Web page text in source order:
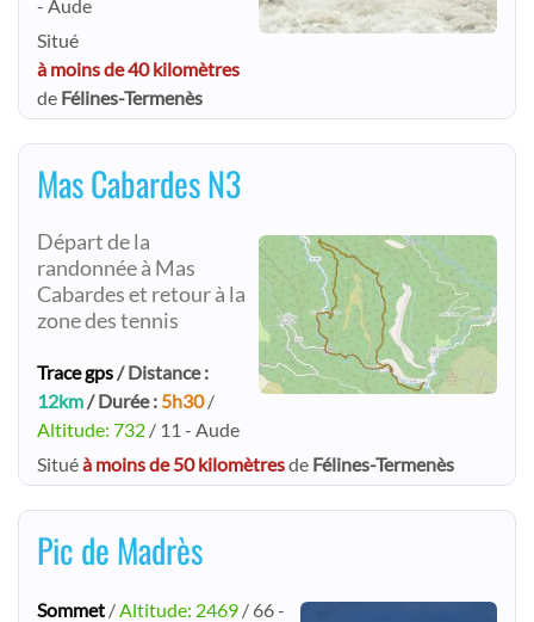
- Aude
Situé
à moins de 40 kilomètres
de Félines-Termenès
Mas Cabardes N3
Départ de la
randonnée à Mas
Cabardes et retour à la
zone des tennis
Trace gps/ Distance :
12km/ Durée : 5h30/
Altitude: 732 / 11 - Aude
Situéà moins de 50 kilomètresde Félines-Termenès
Pic de Madrès
Sommet /Altitude: 2469 / 66 -